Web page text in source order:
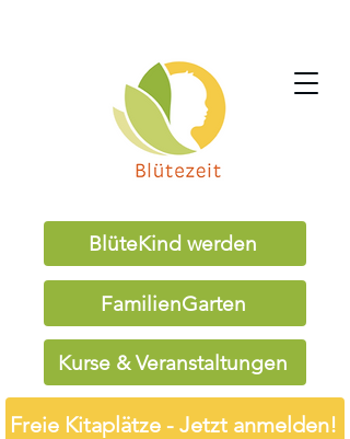
BlüteKind werden
FamilienGarten
Kurse & Veranstaltungen
Freie Kitaplätze - Jetzt anmelden!